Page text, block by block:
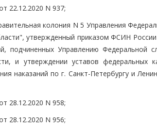
22.12.2020 N 937;
колония N 5 Управления
утвержденный приказом ФСИН
подчиненных Управлению Федеральной
и утверждении уставов федеральных
наказаний по г. Санкт-Петербургу и
28.12.2020 N 958;
28.12.2020 N 956;